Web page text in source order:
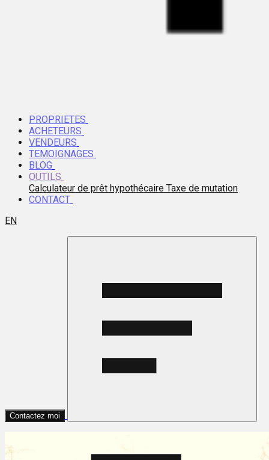
PROPRIETES
ACHETEURS
VENDEURS
TEMOIGNAGES
BLOG
OUTILS
Calculateur de prêt hypothécaire Taxe de mutation
CONTACT
EN
Contactez moi